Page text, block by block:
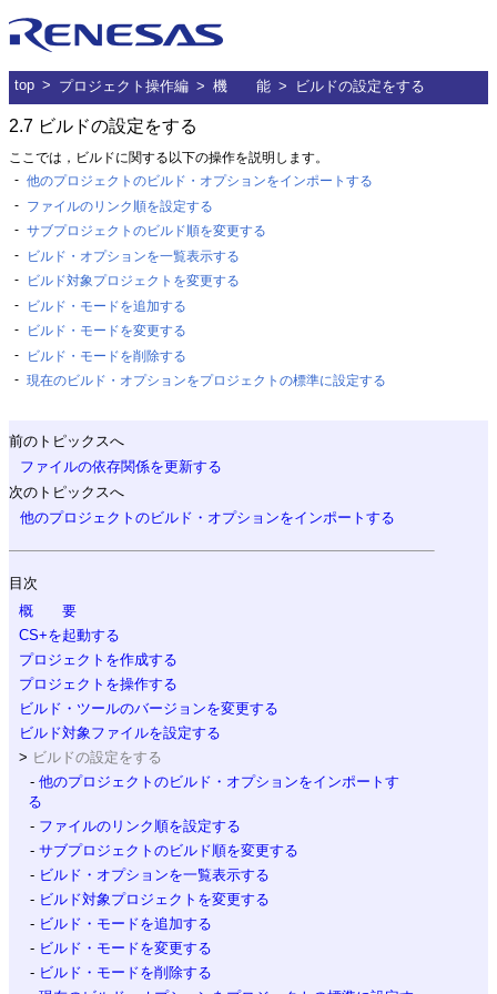
top プロジェクト操作編 機 能 ビルドの設定をする
2.7 ビルドの設定をする
ここでは，ビルドに関する以下の操作を説明します。
- 他のプロジェクトのビルド・オプションをインポートする
- ファイルのリンク順を設定する
- サブプロジェクトのビルド順を変更する
-
ビルド・オプションを一覧表示する
-
ビルド対象プロジェクトを変更する
-
ビルド・モードを追加する
-
ビルド・モードを変更する
-
ビルド・モードを削除する
- 現在のビルド・オプションをプロジェクトの標準に設定する
前のトピックスへ
ファイルの依存関係を更新する
次のトピックスへ
他のプロジェクトのビルド・オプションをインポートする
目次
概 要
CS+を起動する
プロジェクトを作成する
プロジェクトを操作する
ビルド・ツールのバージョンを変更する
ビルド対象ファイルを設定する
ビルドの設定をする
他のプロジェクトのビルド・オプションをインポートす
る
ファイルのリンク順を設定する
サブプロジェクトのビルド順を変更する
ビルド・オプションを一覧表示する
ビルド対象プロジェクトを変更する
ビルド・モードを追加する
ビルド・モードを変更する
ビルド・モードを削除する